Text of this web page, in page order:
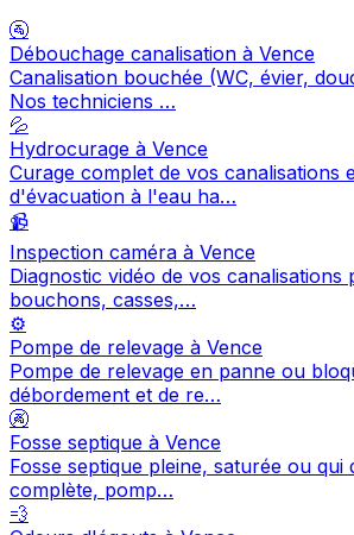
🚰
Débouchage canalisation à Vence
Canalisation bouchée (WC, évier,
Nos techniciens …
💦
Hydrocurage à Vence
Curage complet de vos canalisations
d'évacuation à l'eau ha…
📹
Inspection caméra à Vence
Diagnostic vidéo de vos canalisations
bouchons, casses,…
⚙️
Pompe de relevage à Vence
Pompe de relevage en panne ou
débordement et de re…
🚱
Fosse septique à Vence
Fosse septique pleine, saturée ou qui
complète, pomp…
💨